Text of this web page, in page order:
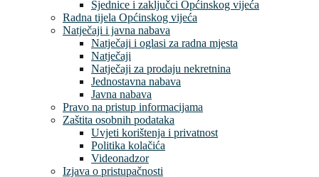
Sjednice i zaključci Općinskog vijeća
Radna tijela Općinskog vijeća
Natječaji i javna nabava
Natječaji i oglasi za radna mjesta
Natječaji
Natječaji za prodaju nekretnina
Jednostavna nabava
Javna nabava
Pravo na pristup informacijama
Zaštita osobnih podataka
Uvjeti korištenja i privatnost
Politika kolačića
Videonadzor
Izjava o pristupačnosti